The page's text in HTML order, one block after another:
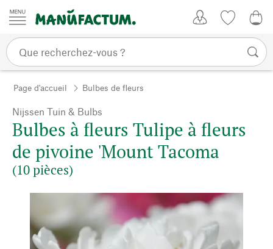
Passer au contenu
Page d'accueil Bulbes de fleurs
Nijssen Tuin & Bulbs
Bulbes à fleurs Tulipe à fleurs
de pivoine 'Mount Tacoma
(10 pièces)